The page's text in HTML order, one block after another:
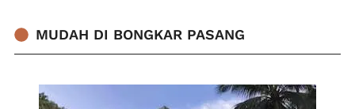
MUDAH DI BONGKAR PASANG